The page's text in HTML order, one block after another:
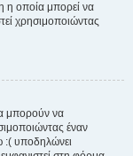
η οποία μπορεί να
χρησιμοποιώντας
μπορούν να
έναν
:( υποδηλώνει